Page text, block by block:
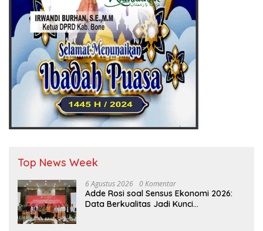
Top News Week
6 Agustus 2026 0 Komentar
Adde Rosi soal Sensus Ekonomi 2026:
Data Berkualitas Jadi Kunci